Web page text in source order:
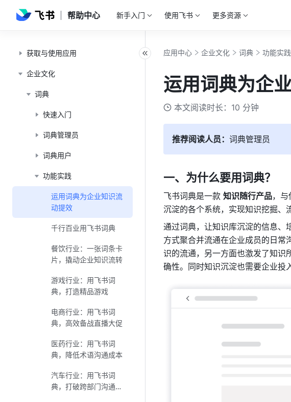
帮助中心 新手入门 使用飞书 更多资源
获取与使用应用
企业文化
词典
快速入门
词典管理员
词典用户
功能实践
运用词典为企业知识流
动提效
千行百业用飞书词典
餐饮行业：一张词条卡
片，撬动企业知识流转
游戏行业：用飞书词
典，打造精品游戏
电商行业：用飞书词
典，高效备战直播大促
医药行业：用飞书词
典，降低术语沟通成本
汽车行业：用飞书词
典，打破跨部门沟通壁
应用中心 企业文化 词典 功能实践
运用词典为企
本文阅读时长：10 分钟
推荐阅读人员： 词典管理员
一、为什么要用词典？
飞书词典是一款 知识随行产品，与
沉淀的各个系统，实现知识挖掘、
通过词典，让知识库沉淀的信息、
方式聚合并流通在企业成员的日常
识的流通，另一方面也激发了知识
确性。同时知识沉淀也需要企业投